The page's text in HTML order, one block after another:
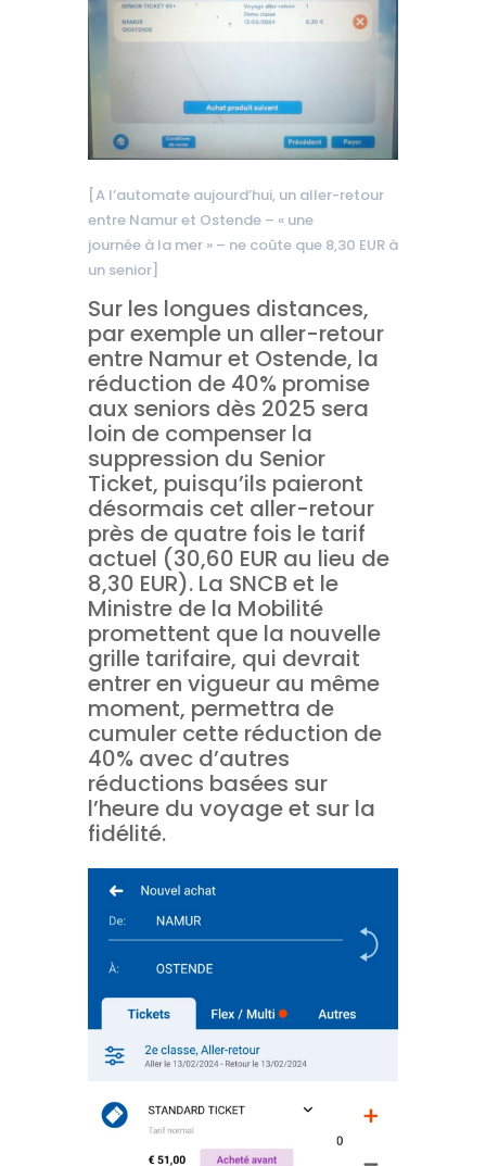
[A l’automate aujourd’hui, un aller-retour
entre Namur et Ostende – « une
journée à la mer » – ne coûte que 8,30 EUR à
un senior]
Sur les longues distances,
par exemple un aller-retour
entre Namur et Ostende, la
réduction de 40% promise
aux seniors dès 2025 sera
loin de compenser la
suppression du Senior
Ticket, puisqu’ils paieront
désormais cet aller-retour
près de quatre fois le tarif
actuel (30,60 EUR au lieu de
8,30 EUR). La SNCB et le
Ministre de la Mobilité
promettent que la nouvelle
grille tarifaire, qui devrait
entrer en vigueur au même
moment, permettra de
cumuler cette réduction de
40% avec d’autres
réductions basées sur
l’heure du voyage et sur la
fidélité.